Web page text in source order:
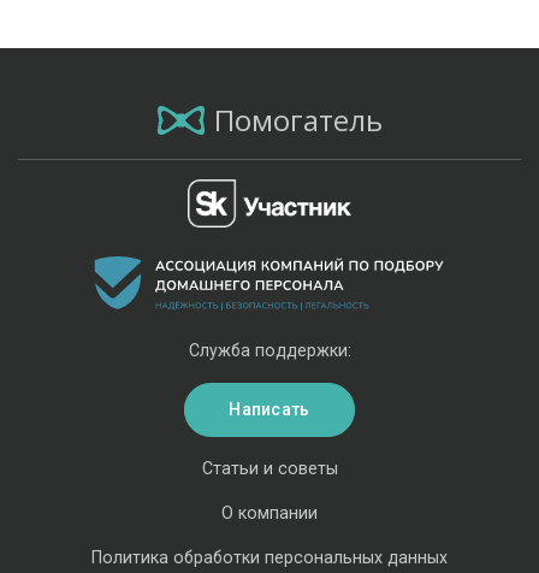
Помогатель
Статьи и советы
О компании
Политика обработки персональных данных
Служба поддержки:
Написать